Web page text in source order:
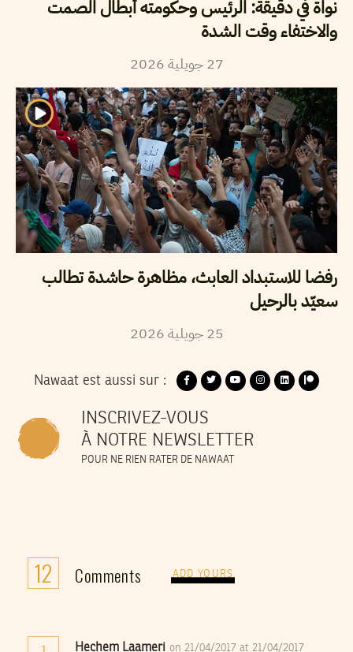
نواة في دقيقة: الرئيس وحكومته أبطال الصمت
والاختفاء وقت الشدة
27 جويلية2026
رفضا للاستبداد العابث، مظاهرة حاشدة تطالب
سعيّد بالرحيل
25 جويلية2026
Nawaat est aussi sur :
INSCRIVEZ-VOUS
À NOTRE NEWSLETTER
POUR NE RIEN RATER DE NAWAAT
12 Comments ADD YOURS
Hechem Laameri on 21/04/2017 at 21/04/2017